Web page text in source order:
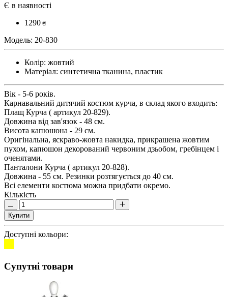
Є в наявності
1290 ₴
Модель: 20-830
Колір: жовтий
Матеріал: синтетична тканина, пластик
Вік - 5-6 років.
Карнавальний дитячий костюм курча, в склад якого входить:
Плащ Курча ( артикул 20-829).
Довжина від зав'язок - 48 см.
Висота капюшона - 29 см.
Оригінальна, яскраво-жовта накидка, прикрашена жовтим
пухом, капюшон декорований червоним дзьобом, гребінцем і
оченятами.
Панталони Курча ( артикул 20-828).
Довжина - 55 см. Резинки розтягується до 40 см.
Всі елементи костюма можна придбати окремо.
Кількість
Купити
Доступні кольори:
Супутні товари